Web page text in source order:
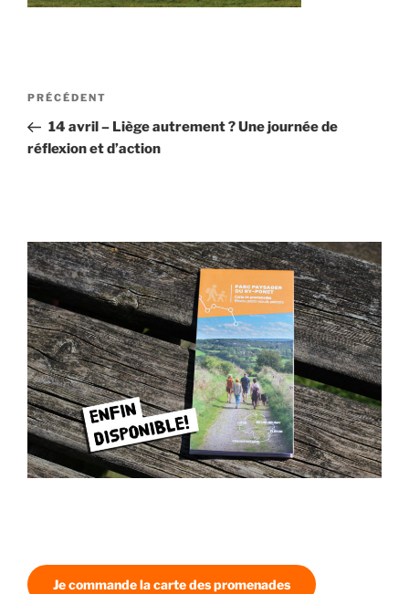
Navigation
l’article
Article
précédent
PRÉCÉDENT
14 avril – Liège autrement ? Une journée de
réflexion et d’action
Je commande la carte des promenades